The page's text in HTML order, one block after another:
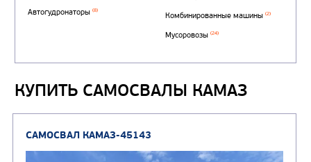
Самосвалы
Автоцистерны для
газа
Нефтепромысловые
Автокраны(3)
КУПИТЬ САМОСВАЛЫ КАМАЗ